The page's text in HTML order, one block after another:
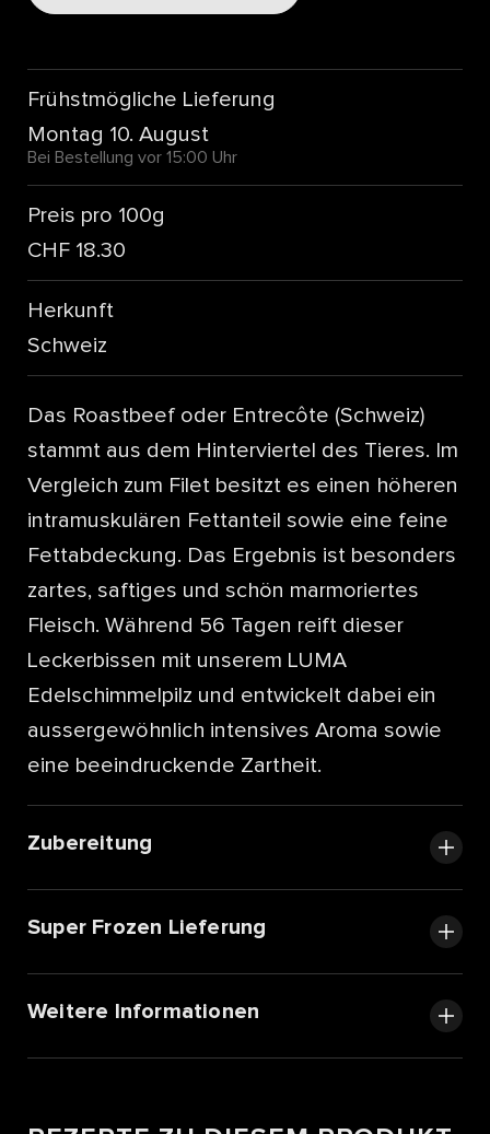
Frühstmögliche Lieferung
Montag 10. August
Bei Bestellung vor 15:00 Uhr
Preis pro 100g
CHF 18.30
Herkunft
Schweiz
Das Roastbeef oder Entrecôte (Schweiz)
stammt aus dem Hinterviertel des Tieres. Im
Vergleich zum Filet besitzt es einen höheren
intramuskulären Fettanteil sowie eine feine
Fettabdeckung. Das Ergebnis ist besonders
zartes, saftiges und schön marmoriertes
Fleisch. Während 56 Tagen reift dieser
Leckerbissen mit unserem LUMA
Edelschimmelpilz und entwickelt dabei ein
aussergewöhnlich intensives Aroma sowie
eine beeindruckende Zartheit.
Zubereitung
Super Frozen Lieferung
Weitere Informationen